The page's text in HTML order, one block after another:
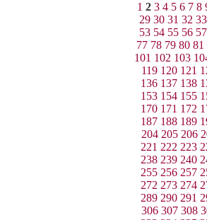
1 2 3 4 5 6 7 8
29 30 31 32 33
53 54 55 56 57
77 78 79 80 81
101 102 103
119 120 121
136 137 138
153 154 155
170 171 172
187 188 189
204 205 206
221 222 223
238 239 240
255 256 257
272 273 274
289 290 291
306 307 308